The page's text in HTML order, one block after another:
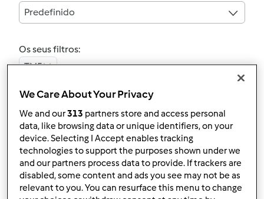
Predefinido
Os seus filtros:
TM5
Limpar
4.8(10)
PÃO RÁPIDO
porGast
We Care About Your Privacy
We and our313 partners store and access personal
data, like browsing data or unique identifiers, on your
device. Selecting I Accept enables tracking
technologies to support the purposes shown under we
and our partners process data to provide. If trackers are
disabled, some content and ads you see may not be as
relevant to you. You can resurface this menu to change